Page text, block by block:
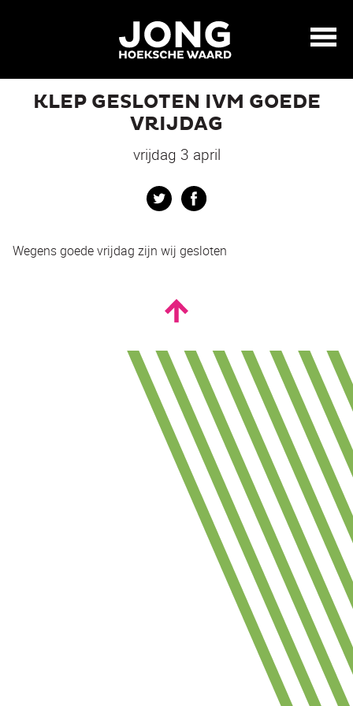
KLEP GESLOTEN IVM GOEDE
VRIJDAG
vrijdag 3 april
Twitter
Wegens goede vrijdag zijn wij gesloten